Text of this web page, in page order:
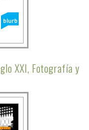
XXI, Fotografía y